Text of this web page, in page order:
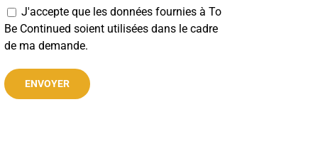
J'accepte que les données fournies à To
Be Continued soient utilisées dans le cadre
de ma demande.